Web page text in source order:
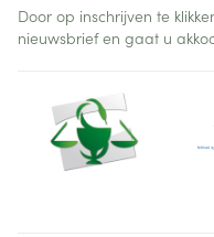
Door op inschrijven te
nieuwsbrief en gaat u